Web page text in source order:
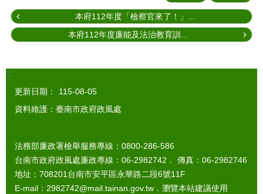
本府112年度「檢察官來了！」...
本府112年度廉能及法治教育訓...
:::
更新日期：
115-08-05
資料維護：臺南市政府政風處
法務部廉政署檢舉服務專線：0800-286-586
台南市政府政風處廉政專線：06-2982742． 傳真：06-2982746
地址：708201台南市安平區永華路二段6號11F
E-mail：2982742@mail.tainan.gov.tw．瀏覽本站建議使用